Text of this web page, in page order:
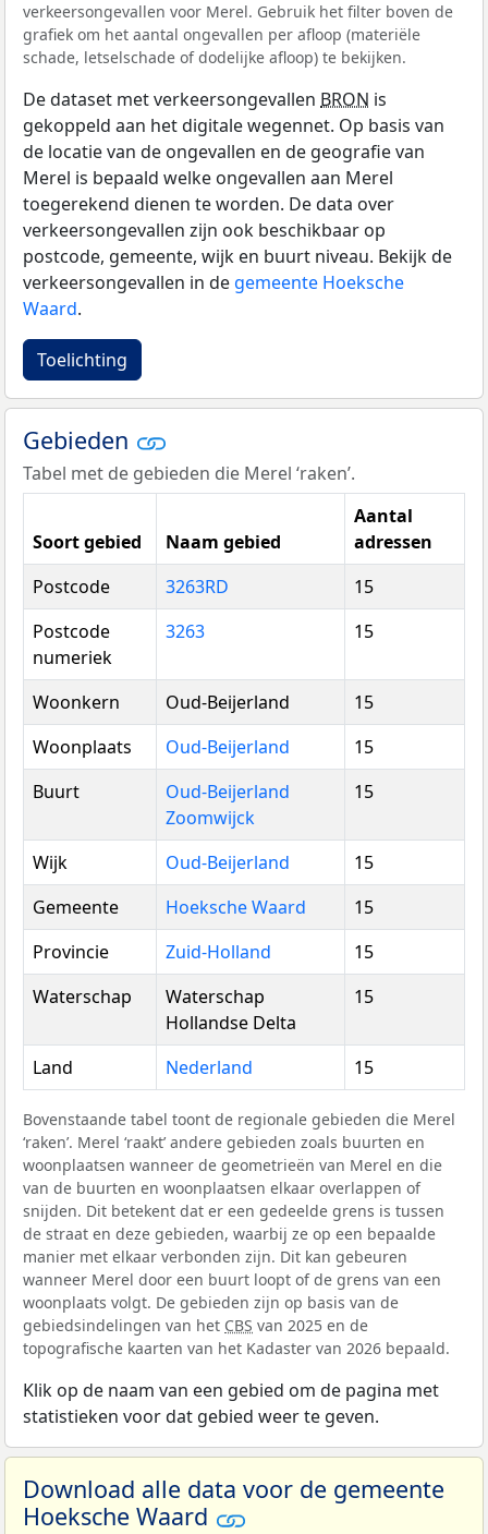
verkeersongevallen voor Merel. Gebruik het filter boven de
grafiek om het aantal ongevallen per afloop (materiële
schade, letselschade of dodelijke afloop) te bekijken.
De dataset met verkeersongevallen BRON is
gekoppeld aan het digitale wegennet. Op basis van
de locatie van de ongevallen en de geografie van
Merel is bepaald welke ongevallen aan Merel
toegerekend dienen te worden. De data over
verkeersongevallen zijn ook beschikbaar op
postcode, gemeente, wijk en buurt niveau. Bekijk de
verkeersongevallen in de gemeente Hoeksche
Waard.
Toelichting
Gebieden
Tabel met de gebieden die Merel ‘raken’.
Soort gebied Naam gebied
Aantal
adressen
Postcode
3263RD
15
Postcode
numeriek
3263 15
Woonkern Oud-Beijerland
15
Woonplaats
Oud-Beijerland
15
Buurt
Oud-Beijerland
Zoomwijck
15
Wijk Oud-Beijerland
15
Gemeente
Hoeksche Waard
15
Provincie
Zuid-Holland
15
Waterschap
Waterschap
Hollandse Delta
15
Land Nederland 15
Bovenstaande tabel toont de regionale gebieden die Merel
‘raken’. Merel ‘raakt’ andere gebieden zoals buurten en
woonplaatsen wanneer de geometrieën van Merel en die
van de buurten en woonplaatsen elkaar overlappen of
snijden. Dit betekent dat er een gedeelde grens is tussen
de straat en deze gebieden, waarbij ze op een bepaalde
manier met elkaar verbonden zijn. Dit kan gebeuren
wanneer Merel door een buurt loopt of de grens van een
woonplaats volgt. De gebieden zijn op basis van de
gebiedsindelingen van het CBS van 2025 en de
topografische kaarten van het Kadaster van 2026 bepaald.
Klik op de naam van een gebied om de pagina met
statistieken voor dat gebied weer te geven.
Download alle data voor de gemeente
Hoeksche Waard